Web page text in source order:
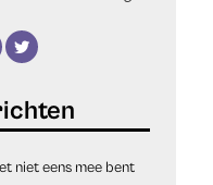
niet eens mee bent